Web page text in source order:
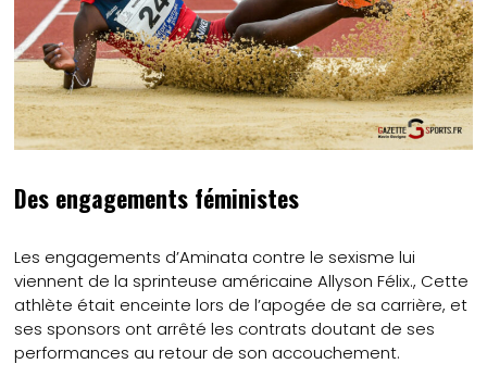
Des engagements féministes
Les engagements d’Aminata contre le sexisme lui
viennent de la sprinteuse américaine Allyson Félix., Cette
athlète était enceinte lors de l’apogée de sa carrière, et
ses sponsors ont arrêté les contrats doutant de ses
performances au retour de son accouchement.